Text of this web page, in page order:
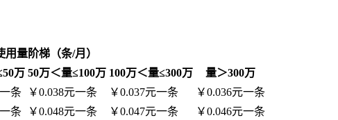
用量阶梯（条/月）
万 50万＜量≤100万 100万＜量≤300万
量＞300万
条 ￥0.038元一条 ￥0.037元一条
￥0.036元一条
条 ￥0.048元一条 ￥0.047元一条 ￥0.046元一条